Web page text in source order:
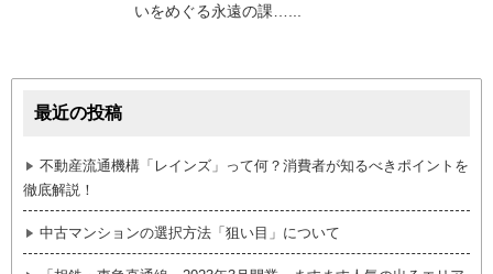
いをめぐる永遠の課…...
最近の投稿
不動産流通機構「レインズ」って何？消費者が知るべきポイントを
徹底解説！
中古マンションの選択方法「狙い目」について